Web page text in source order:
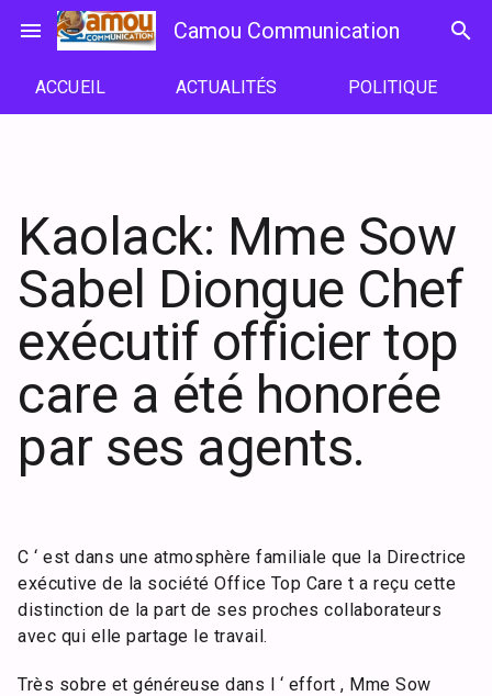
menu Camou Communication search
ACCUEIL ACTUALITÉS POLITIQUE
Kaolack: Mme Sow
Sabel Diongue Chef
exécutif officier top
care a été honorée
par ses agents.
C ‘ est dans une atmosphère familiale que la Directrice
exécutive de la société Office Top Care t a reçu cette
distinction de la part de ses proches collaborateurs
avec qui elle partage le travail.
Très sobre et généreuse dans l ‘ effort , Mme Sow